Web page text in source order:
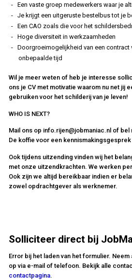
Een vaste groep medewerkers waar je
Je krijgt een uitgeruste bestelbus tot je
Een CAO zoals die voor het
Hoge diversiteit in werkzaamheden
Doorgroeimogelijkheid van een contract
onbepaalde tijd
Wil je meer weten of heb je interesse
ons je CV met motivatie waarom nu net jij
gebruiken voor het schilderij van je leven!
WHO IS NEXT?
Mail ons op info.rijen@jobmaniac.nl of bel
De koffie voor een kennismakingsgesprek
Ook tijdens uitzending vinden wij het
met onze uitzendkrachten. We werken
Ook zijn we altijd bereikbaar indien er
zowel opdrachtgever als werknemer.
Solliciteer direct bij
Error bij het laden van het formulier.
op via e-mail of telefoon. Bekijk alle
contactpagina.